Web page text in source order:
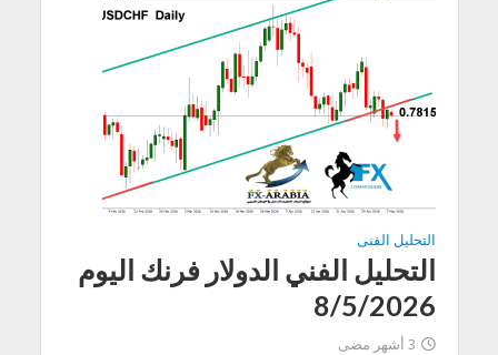
التحليل الفنى
التحليل الفني الدولار فرنك اليوم
8/5/2026
3 أشهر مضى